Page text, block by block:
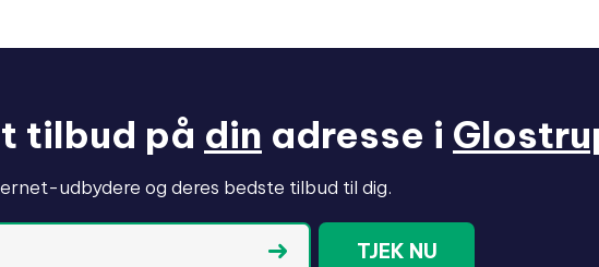
tilbud på din adresse i
udbydere og deres bedste tilbud til dig.
TJEK NU